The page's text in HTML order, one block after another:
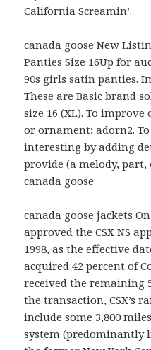
California Screamin’.
canada goose New
Panties Size 16Up for
90s girls satin panties.
These are Basic brand
size 16 (XL). To
or ornament; adorn2.
interesting by adding
provide (a melody,
canada goose
canada goose jackets On
approved the CSX NS
1998, as the effective
acquired 42 percent of
received the remaining
the transaction, CSX’s
include some 3,800
system (predominantly